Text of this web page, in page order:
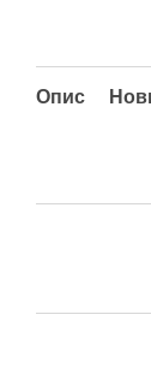
Опис